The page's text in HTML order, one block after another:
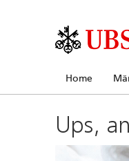
Home
Ups,